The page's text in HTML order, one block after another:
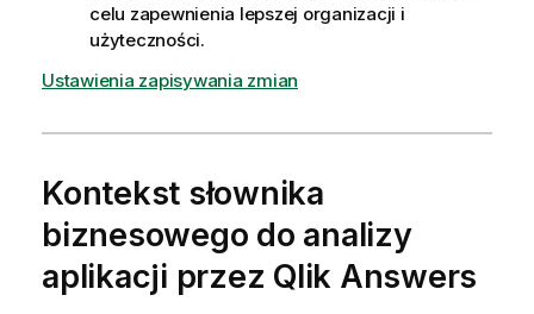
celu zapewnienia lepszej organizacji i
użyteczności.
Ustawienia zapisywania zmian
Kontekst słownika
biznesowego do analizy
aplikacji przez Qlik Answers